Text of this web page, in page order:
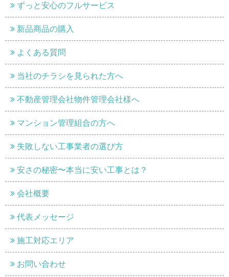
ずっと安心のフルサービス
新品商品の購入
よくある質問
当社のチラシを見られた方へ
不動産管理会社物件管理会社様へ
マンション管理組合の方へ
失敗しない工事業者の選び方
安さの秘密〜本当に安い工事とは？
会社概要
代表メッセージ
施工対応エリア
お問い合わせ